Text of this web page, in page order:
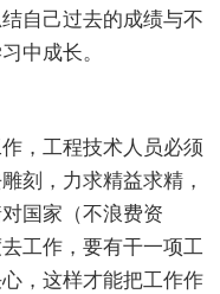
自己过去的成绩与不
中成长。
，工程技术人员必须
刻，力求精益求精，
国家（不浪费资
工作，要有干一项工
，这样才能把工作作